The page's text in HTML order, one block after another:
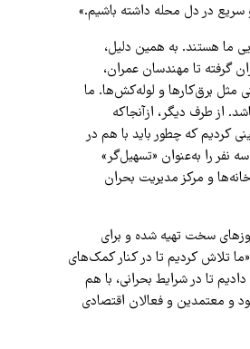
سریع در دل محله داشته باشیم.»
ما هستند. به همین دلیل،
گرفته تا مهندسان عمران،
برق‌کارها و لوله‌کش‌ها. ما
از طرف دیگر، ازآنجاکه
کردیم که چطور باید با هم در
نفر را به‌عنوان «تسهیل‌گر»
و مرکز مدیریت بحران
سخت تهیه شده و برای
تلاش کردیم تا در کنار کمک‌های
تا در شرایط بحرانی، با هم
و معتمدین و فعالان اقتصادی